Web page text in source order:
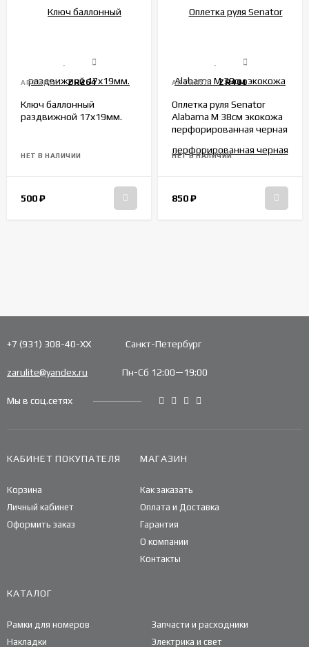
АРТИКУЛ: ZR264
Ключ баллонный
раздвижной 17х19мм.
НЕТ В НАЛИЧИИ
500₽
АРТИКУЛ: ZR400
Оплетка руля Senator
Alabama M 38см экокожа
перфорированная черная
НЕТ В НАЛИЧИИ
850₽
+7 (931) 308-40-ХХ Санкт-Петербург
zarulite@yandex.ru Пн-Сб 12:00—19:00
Мы в соц.сетях
КАБИНЕТ ПОКУПАТЕЛЯ
Корзина
Личный кабинет
Оформить заказ
МАГАЗИН
Как заказать
Оплата и Доставка
Гарантия
О компании
Контакты
КАТАЛОГ
Рамки для номеров
Накладки
Запчасти и расходники
Электрика и свет